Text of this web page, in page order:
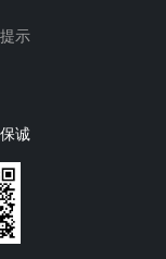
示
诚